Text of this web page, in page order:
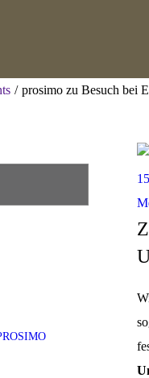
/ prosimo zu Besuch bei